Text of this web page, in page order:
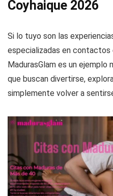
Coyhaique 2026
Si lo tuyo son las
especializadas en contactos
MadurasGlam es un ejemplo
que buscan divertirse,
simplemente volver a